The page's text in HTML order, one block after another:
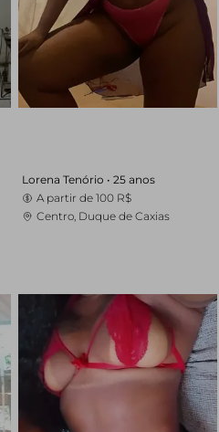
Lorena Tenório • 25 anos
A partir de 100 R$
Centro, Duque de Caxias